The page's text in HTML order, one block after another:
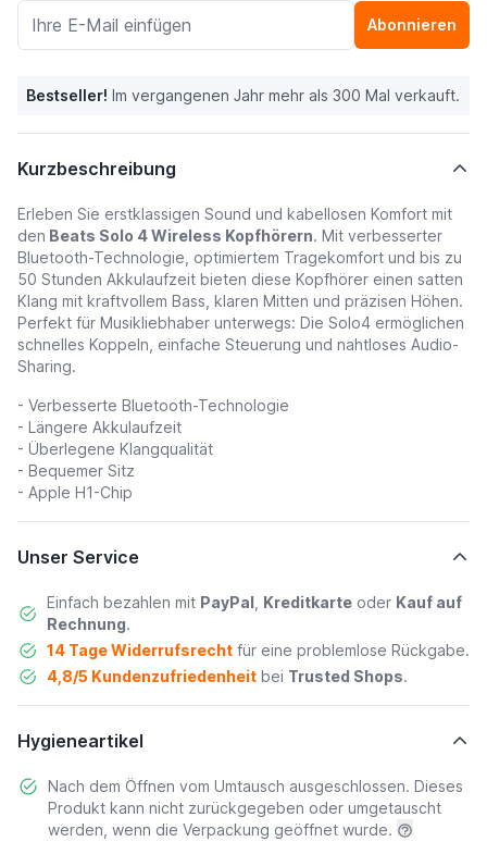
Abonnieren
Bestseller! Im vergangenen Jahr mehr als 300 Mal verkauft.
Kurzbeschreibung
Erleben Sie erstklassigen Sound und kabellosen Komfort mit
den Beats Solo 4 Wireless Kopfhörern. Mit verbesserter
Bluetooth-Technologie, optimiertem Tragekomfort und bis zu
50 Stunden Akkulaufzeit bieten diese Kopfhörer einen satten
Klang mit kraftvollem Bass, klaren Mitten und präzisen Höhen.
Perfekt für Musikliebhaber unterwegs: Die Solo4 ermöglichen
schnelles Koppeln, einfache Steuerung und nahtloses Audio-
Sharing.
- Verbesserte Bluetooth-Technologie
- Längere Akkulaufzeit
- Überlegene Klangqualität
- Bequemer Sitz
- Apple H1-Chip
Unser Service
Einfach bezahlen mit PayPal Kreditkarteoder Kauf auf
Rechnung.
14 Tage Widerrufsrechtfür eine problemlose Rückgabe.
4,8/5 Kundenzufriedenheitbei Trusted Shops.
Hygieneartikel
Nach dem Öffnen vom Umtausch ausgeschlossen. Dieses
Produkt kann nicht zurückgegeben oder umgetauscht
werden, wenn die Verpackung geöffnet wurde.